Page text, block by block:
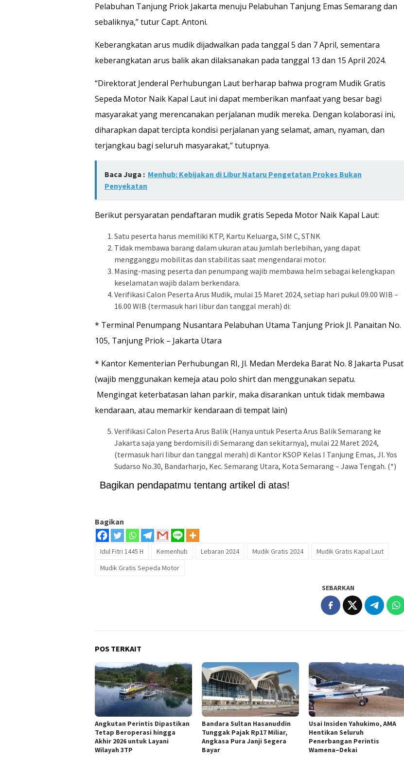
Pelabuhan Tanjung Priok Jakarta menuju Pelabuhan Tanjung Emas Semarang dan
sebaliknya,” tutur Capt. Antoni.
Keberangkatan arus mudik dijadwalkan pada tanggal 5 dan 7 April, sementara
keberangkatan arus balik akan dilaksanakan pada tanggal 13 dan 15 April 2024.
“Direktorat Jenderal Perhubungan Laut berharap bahwa program Mudik Gratis
Sepeda Motor Naik Kapal Laut ini dapat memberikan manfaat yang besar bagi
masyarakat yang merencanakan perjalanan mudik mereka. Dengan kolaborasi ini,
diharapkan dapat tercipta kondisi perjalanan yang selamat, aman, nyaman, dan
terjangkau bagi seluruh masyarakat,” tutupnya.
Baca Juga : Menhub: Kebijakan di Libur Nataru Pengetatan Prokes Bukan
Penyekatan
Berikut persyaratan pendaftaran mudik gratis Sepeda Motor Naik Kapal Laut:
Satu peserta harus memiliki KTP, Kartu Keluarga, SIM C, STNK
Tidak membawa barang dalam ukuran atau jumlah berlebihan, yang dapat
mengganggu mobilitas dan stabilitas saat mengendarai motor.
Masing-masing peserta dan penumpang wajib membawa helm sebagai kelengkapan
keselamatan wajib dalam berkendara.
Verifikasi Calon Peserta Arus Mudik, mulai 15 Maret 2024, setiap hari pukul 09.00 WIB –
16.00 WIB (termasuk hari libur dan tanggal merah) di:
* Terminal Penumpang Nusantara Pelabuhan Utama Tanjung Priok Jl. Panaitan No.
105, Tanjung Priok – Jakarta Utara
* Kantor Kementerian Perhubungan RI, Jl. Medan Merdeka Barat No. 8 Jakarta Pusat
(wajib menggunakan kemeja atau polo shirt dan menggunakan sepatu.
Mengingat keterbatasan lahan parkir, maka disarankan untuk tidak membawa
kendaraan, atau memarkir kendaraan di tempat lain)
Verifikasi Calon Peserta Arus Balik (Hanya untuk Peserta Arus Balik Semarang ke
Jakarta saja yang berdomisili di Semarang dan sekitarnya), mulai 22 Maret 2024,
(termasuk hari libur dan tanggal merah) di Kantor KSOP Kelas I Tanjung Emas, Jl. Yos
Sudarso No.30, Bandarharjo, Kec. Semarang Utara, Kota Semarang – Jawa Tengah. (*)
Bagikan pendapatmu tentang artikel di atas!
Bagikan
Idul Fitri 1445 H Kemenhub Lebaran 2024 Mudik Gratis 2024
Mudik Gratis Kapal Laut
Mudik Gratis Sepeda Motor
SEBARKAN
POS TERKAIT
Angkutan Perintis Dipastikan
Tetap Beroperasi hingga
Akhir 2026 untuk Layani
Wilayah 3TP
Bandara Sultan Hasanuddin
Tunggak Pajak Rp17 Miliar,
Angkasa Pura Janji Segera
Bayar
Usai Insiden Yahukimo, AMA
Hentikan Seluruh
Penerbangan Perintis
Wamena–Dekai